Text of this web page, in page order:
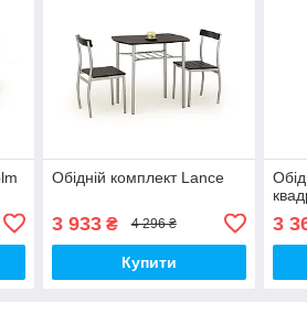
Обідній комплект Lance
3 933₴ 4 296 ₴
Купити
3